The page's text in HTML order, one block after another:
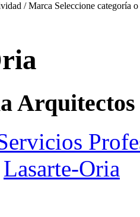
/ Marca Seleccione categoría
Arquitectos
Lasarte-Oria